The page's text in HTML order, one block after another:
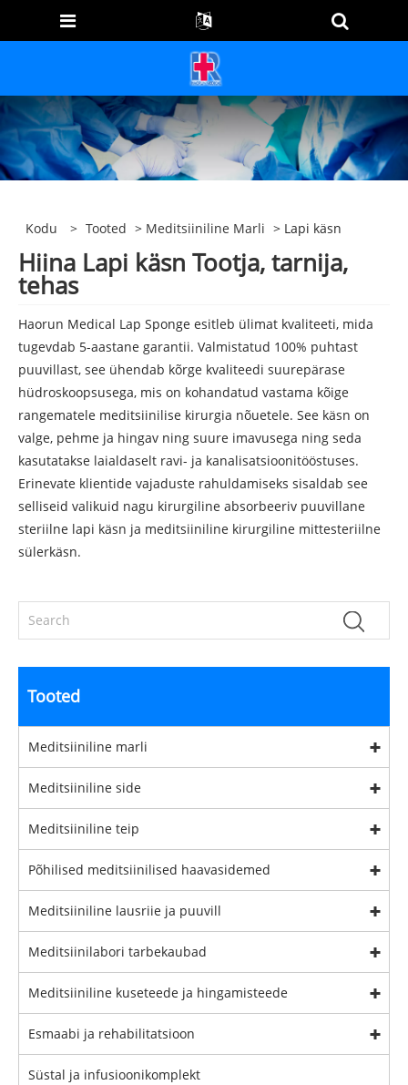
Kodu > Tooted > Meditsiiniline Marli > Lapi käsn
Hiina Lapi käsn Tootja, tarnija,
tehas
Haorun Medical Lap Sponge esitleb ülimat kvaliteeti, mida
tugevdab 5-aastane garantii. Valmistatud 100% puhtast
puuvillast, see ühendab kõrge kvaliteedi suurepärase
hüdroskoopsusega, mis on kohandatud vastama kõige
rangematele meditsiinilise kirurgia nõuetele. See käsn on
valge, pehme ja hingav ning suure imavusega ning seda
kasutatakse laialdaselt ravi- ja kanalisatsioonitööstuses.
Erinevate klientide vajaduste rahuldamiseks sisaldab see
selliseid valikuid nagu kirurgiline absorbeeriv puuvillane
steriilne lapi käsn ja meditsiiniline kirurgiline mittesteriilne
sülerkäsn.
Tooted
Meditsiiniline marli
Meditsiiniline side
Meditsiiniline teip
Põhilised meditsiinilised haavasidemed
Meditsiiniline lausriie ja puuvill
Meditsiinilabori tarbekaubad
Meditsiiniline kuseteede ja hingamisteede
Esmaabi ja rehabilitatsioon
Süstal ja infusioonikomplekt